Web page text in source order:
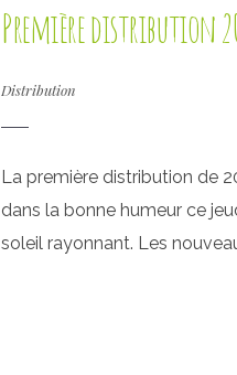
Première distribution
Distribution
La première distribution de
dans la bonne humeur ce
soleil rayonnant. Les